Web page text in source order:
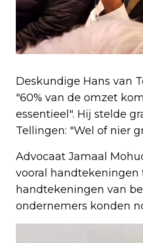
Deskundige Hans van
"60% van de omzet
essentieel". Hij stelde
Tellingen: "Wel of nier
Advocaat Jamaal
vooral handtekeningen
handtekeningen van
ondernemers konden